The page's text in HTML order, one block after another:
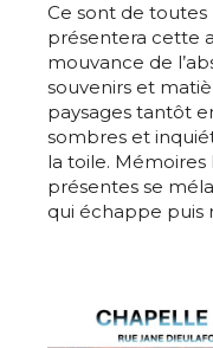
Adresse email*
Nom
Adresse email*
Ce sont de
présentera cette
mouvance de
souvenirs et
paysages tantôt
sombres et
la toile. Mémoires
présentes se
qui échappe puis